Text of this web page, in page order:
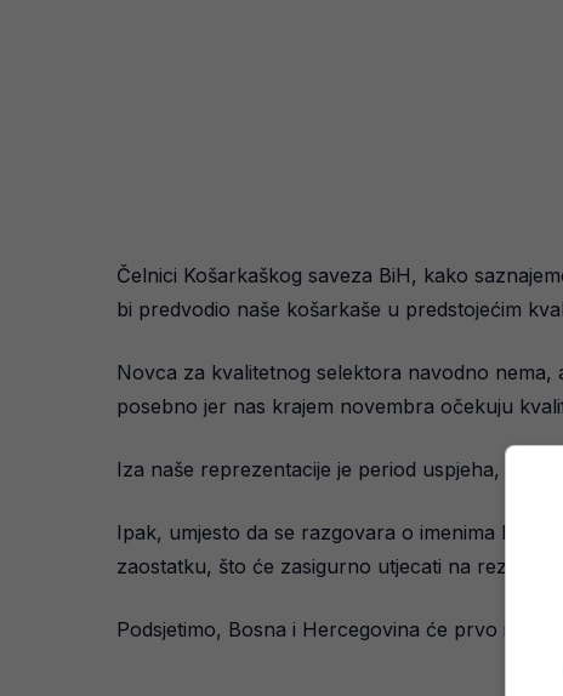
Čelnici Košarkaškog saveza BiH, kako
bi predvodio naše košarkaše u predstojećim
Novca za kvalitetnog selektora navodno
posebno jer nas krajem novembra očekuju
Iza naše reprezentacije je period uspjeha,
Ipak, umjesto da se razgovara o imenima
zaostatku, što će zasigurno utjecati na rezultate
Podsjetimo, Bosna i Hercegovina će prvo igrati